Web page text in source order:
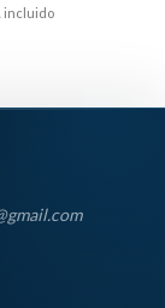
incluido